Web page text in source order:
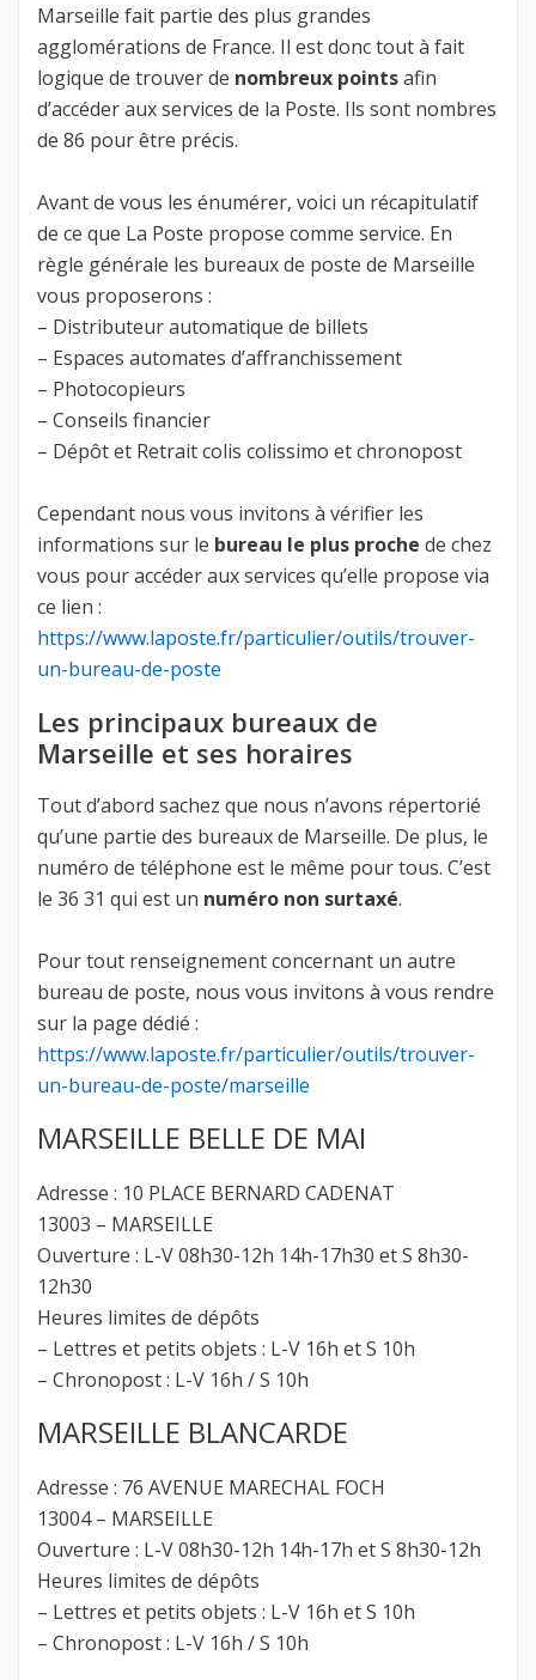
Marseille fait partie des plus grandes
agglomérations de France. Il est donc tout à fait
logique de trouver de nombreux pointsafin
d’accéder aux services de la Poste. Ils sont nombres
de 86 pour être précis.
Avant de vous les énumérer, voici un récapitulatif
de ce que La Poste propose comme service. En
règle générale les bureaux de poste de Marseille
vous proposerons :
– Distributeur automatique de billets
– Espaces automates d’affranchissement
– Photocopieurs
– Conseils financier
– Dépôt et Retrait colis colissimo et chronopost
Cependant nous vous invitons à vérifier les
informations sur le bureau le plus proche de chez
vous pour accéder aux services qu’elle propose via
ce lien :
https://www.laposte.fr/particulier/outils/trouver-
un-bureau-de-poste
Les principaux bureaux de
Marseille et ses horaires
Tout d’abord sachez que nous n’avons répertorié
qu’une partie des bureaux de Marseille. De plus, le
numéro de téléphone est le même pour tous. C’est
le 36 31 qui est un numéro non surtaxé.
Pour tout renseignement concernant un autre
bureau de poste, nous vous invitons à vous rendre
sur la page dédié :
https://www.laposte.fr/particulier/outils/trouver-
un-bureau-de-poste/marseille
MARSEILLE BELLE DE MAI
Adresse : 10 PLACE BERNARD CADENAT
13003 – MARSEILLE
Ouverture : L-V 08h30-12h 14h-17h30 et S 8h30-
12h30
Heures limites de dépôts
– Lettres et petits objets : L-V 16h et S 10h
– Chronopost : L-V 16h / S 10h
MARSEILLE BLANCARDE
Adresse : 76 AVENUE MARECHAL FOCH
13004 – MARSEILLE
Ouverture : L-V 08h30-12h 14h-17h et S 8h30-12h
Heures limites de dépôts
– Lettres et petits objets : L-V 16h et S 10h
– Chronopost : L-V 16h / S 10h